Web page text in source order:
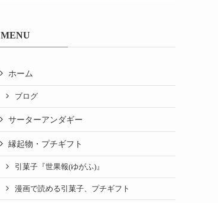
MENU
ホーム
ブログ
サーターアンダギー
縁起物・プチギフト
引菓子『世果報(ゆがふ)』
漫画で読める引菓子、プチギフト